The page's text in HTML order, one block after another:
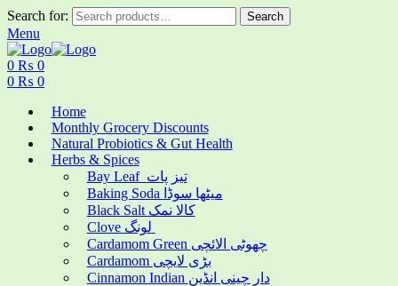
Search for: Search
Menu
0 ₨ 0
0 ₨ 0
Home
Monthly Grocery Discounts
Natural Probiotics & Gut Health
Herbs & Spices
Bay Leaf تیز پات
Baking Soda میٹھا سوڈا
Black Salt کالا نمک
Cardamom Green چھوٹی الائچی
Cardamom بڑی لایچی
Cinnamon Indian دار چینی انڈین